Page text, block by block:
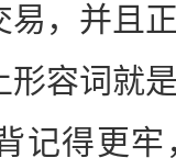
易，并且
形容词就
记得更